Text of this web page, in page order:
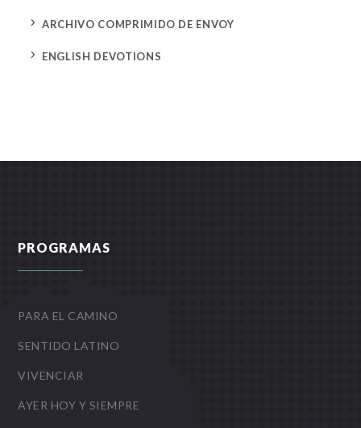
5 ARCHIVO COMPRIMIDO DE ENVOY
5 ENGLISH DEVOTIONS
PROGRAMAS
PARA EL CAMINO
SENTIDO LATINO
VIVENCIAR
AYER HOY Y SIEMPRE